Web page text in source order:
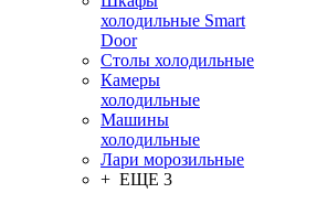
холодильные Smart
Door
Столы холодильные
Камеры
холодильные
Машины
холодильные
Лари морозильные
+ ЕЩЕ 3